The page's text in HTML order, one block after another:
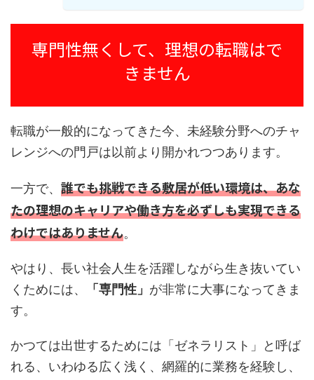
専門性無くして、理想の転職はで
きません
転職が一般的になってきた今、未経験分野へのチャ
レンジへの門戸は以前より開かれつつあります。
一方で、 誰でも挑戦できる敷居が低い環境は、あな
たの理想のキャリアや働き方を必ずしも実現できる
わけではありません。
やはり、長い社会人生を活躍しながら生き抜いてい
くためには、
「専門性」 が非常に大事になってきま
す。
かつては出世するためには「ゼネラリスト」と呼ば
れる、いわゆる広く浅く、網羅的に業務を経験し、